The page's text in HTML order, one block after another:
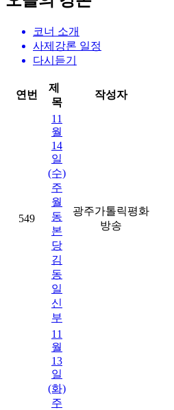
코너 소개
사제강론 일정
다시듣기
연번
제
목
작성자
549
11
월
14
일
(수)
주
월
동
본
당
김
동
일
신
부
광주가톨릭평화
방송
11
월
13
일
(화)
주